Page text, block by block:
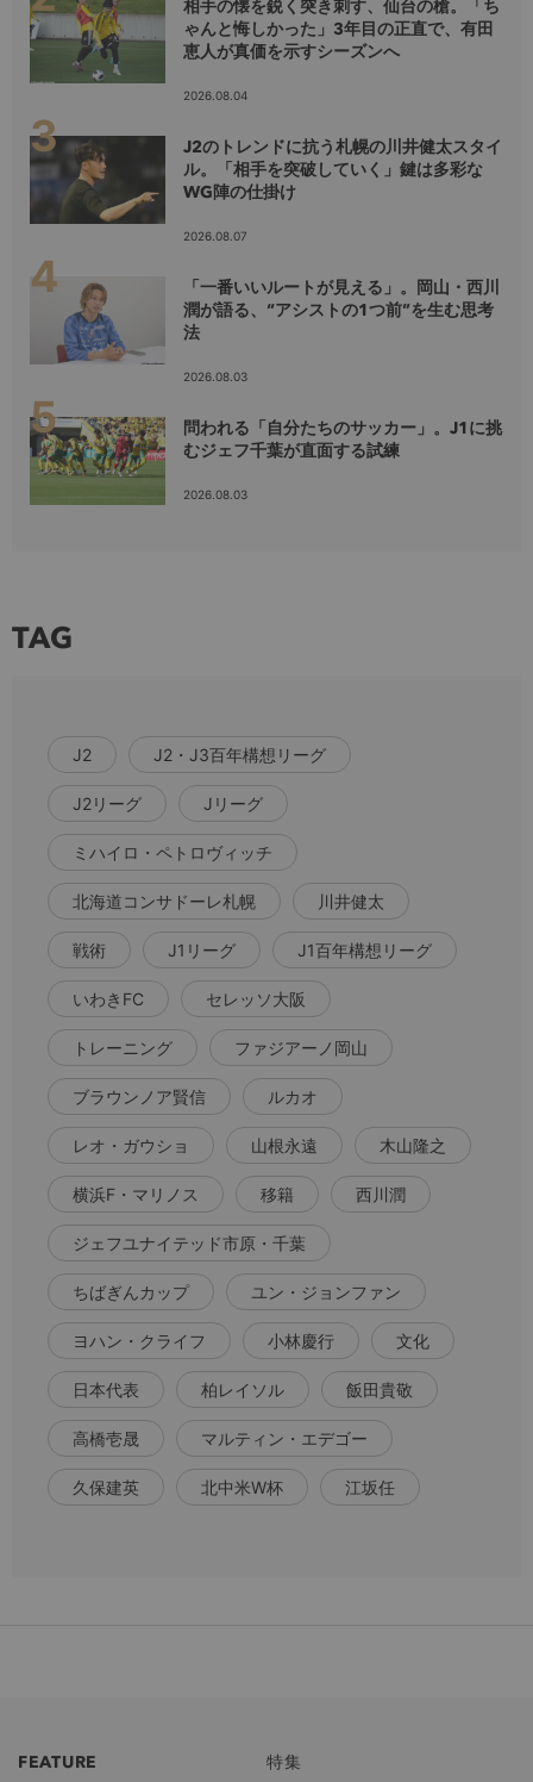
相手の懐を鋭く突き刺す、仙台の槍。「ち
ゃんと悔しかった」3年目の正直で、有田
恵人が真価を示すシーズンへ
2026.08.04
J2のトレンドに抗う札幌の川井健太スタイ
ル。「相手を突破していく」鍵は多彩な
WG陣の仕掛け
2026.08.07
「一番いいルートが見える」。岡山・西川
潤が語る、“アシストの1つ前”を生む思考
法
2026.08.03
問われる「自分たちのサッカー」。J1に挑
むジェフ千葉が直面する試練
2026.08.03
TAG
J2 J2・J3百年構想リーグ
J2リーグ Jリーグ
ミハイロ・ペトロヴィッチ
北海道コンサドーレ札幌 川井健太
戦術 J1リーグ J1百年構想リーグ
いわきFC セレッソ大阪
トレーニング ファジアーノ岡山
ブラウンノア賢信 ルカオ
レオ・ガウショ 山根永遠 木山隆之
横浜F・マリノス 移籍 西川潤
ジェフユナイテッド市原・千葉
ちばぎんカップ ユン・ジョンファン
ヨハン・クライフ 小林慶行 文化
日本代表 柏レイソル 飯田貴敬
高橋壱晟 マルティン・エデゴー
久保建英 北中米W杯 江坂任
FEATURE 特集